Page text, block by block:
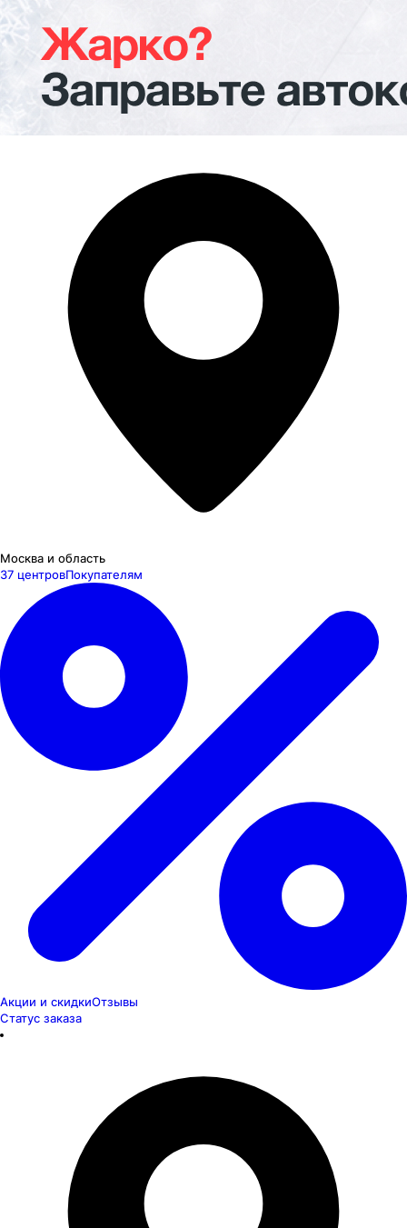
Москва и область
37 центровПокупателям
Акции и скидкиОтзывы
Статус заказа